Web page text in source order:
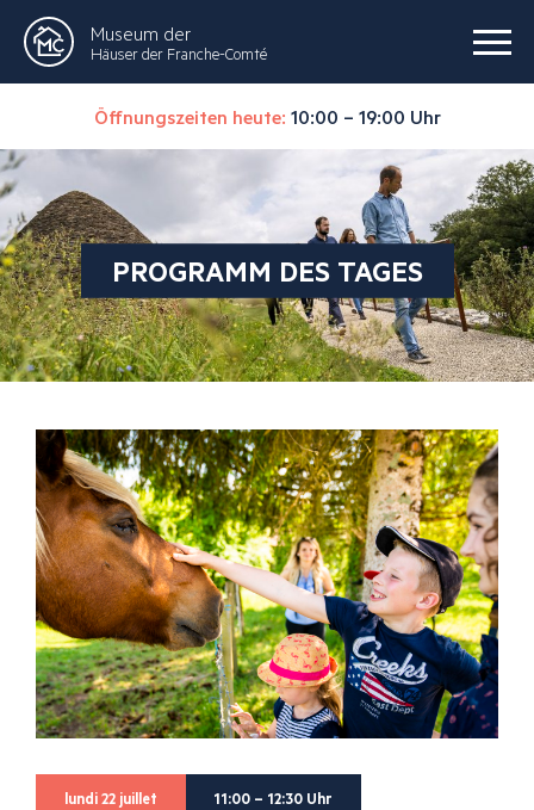
Museum der
Häuser der Franche-Comté
Öffnungszeiten heute: 10:00 – 19:00 Uhr
PROGRAMM DES TAGES
lundi 22 juillet 11:00 – 12:30 Uhr